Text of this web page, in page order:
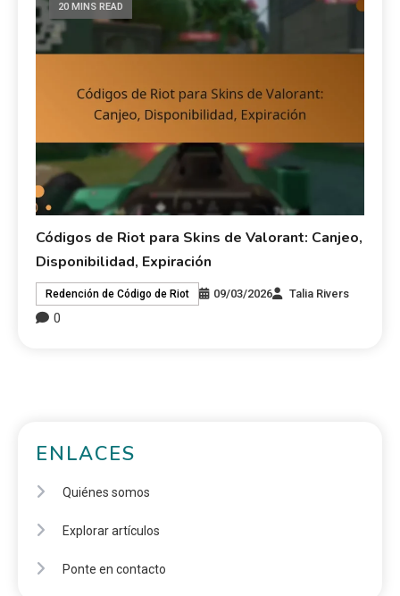
20 MINS READ
Códigos de Riot para Skins de Valorant: Canjeo,
Disponibilidad, Expiración
Redención de Código de Riot 09/03/2026 Talia Rivers
0
ENLACES
Quiénes somos
Explorar artículos
Ponte en contacto